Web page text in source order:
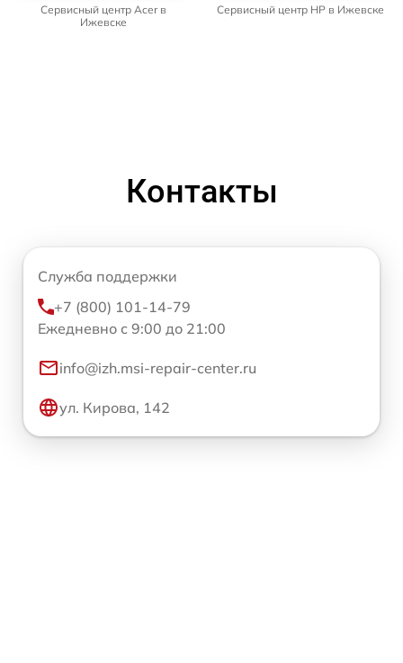
Сервисный центр Acer в
Ижевске
Сервисный центр HP в Ижевске
Контакты
Служба поддержки
+7 (800) 101-14-79
Ежедневно с 9:00 до 21:00
info@izh.msi-repair-center.ru
ул. Кирова, 142